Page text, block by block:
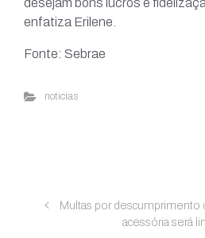
desejam bons lucros e
enfatiza Erilene.
Fonte: Sebrae
noticias
Multas por descumprimento
acessória será